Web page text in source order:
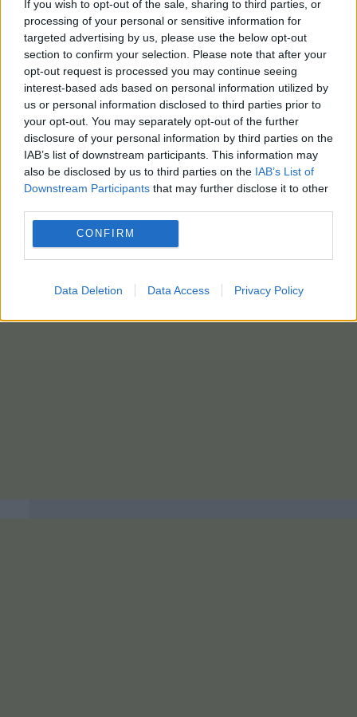
If you wish to opt-out of the sale, sharing to third parties, or
processing of your personal or sensitive information for
targeted advertising by us, please use the below opt-out
section to confirm your selection. Please note that after your
opt-out request is processed you may continue seeing
interest-based ads based on personal information utilized by
us or personal information disclosed to third parties prior to
your opt-out. You may separately opt-out of the further
disclosure of your personal information by third parties on the
IAB’s list of downstream participants. This information may
also be disclosed by us to third parties on the IAB’s List of
Downstream Participants that may further disclose it to other
CONFIRM
Data Deletion Data Access Privacy Policy